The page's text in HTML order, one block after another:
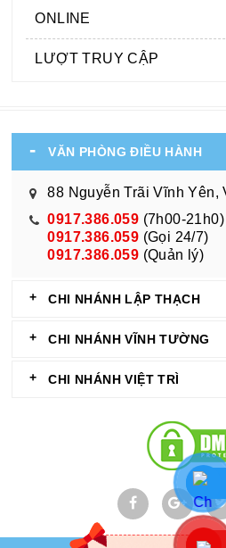
ONLINE
LƯỢT TRUY CẬP
VĂN PHÒNG ĐIỀU HÀNH
88 Nguyễn Trãi Vĩnh Yên,
0917.386.059 (7h00-21h0)
0917.386.059 (Gọi 24/7)
0917.386.059 (Quản lý)
CHI NHÁNH LẬP THẠCH
CHI NHÁNH VĨNH TƯỜNG
CHI NHÁNH VIỆT TRÌ